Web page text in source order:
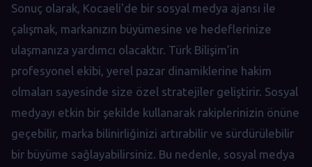
Sonuç olarak, Kocaeli'de bir sosyal medya ajansı ile
çalışmak, markanızın büyümesine ve hedeflerinize
ulaşmanıza yardımcı olacaktır. Türk Bilişim’in
profesyonel ekibi, yerel pazar dinamiklerine hakim
olmaları sayesinde size özel stratejiler geliştirir. Sosyal
medyayı etkin bir şekilde kullanarak rakiplerinizin önüne
geçebilir, marka bilinirliğinizi artırabilir ve sürdürülebilir
bir büyüme sağlayabilirsiniz. Bu nedenle, sosyal medya